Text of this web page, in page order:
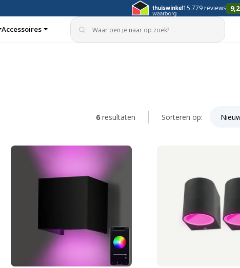
15.779 reviews 9,2
Accessoires
6 resultaten GesorteerdSorteren op: